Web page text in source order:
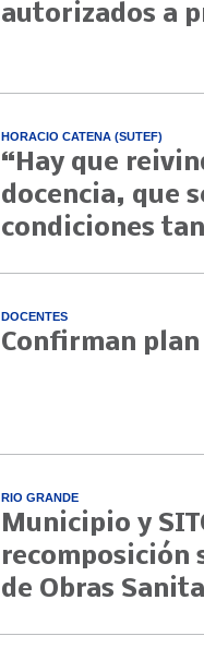
autorizados a
HORACIO CATENA (SUTEF)
“Hay que
docencia, que
condiciones
DOCENTES
Confirman
RIO GRANDE
Municipio y
recomposición
de Obras